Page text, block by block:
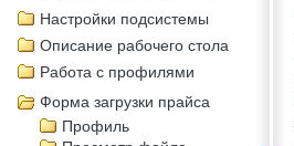
Настройки подсистемы
Описание рабочего стола
Работа с профилями
Форма загрузки прайса
Профиль